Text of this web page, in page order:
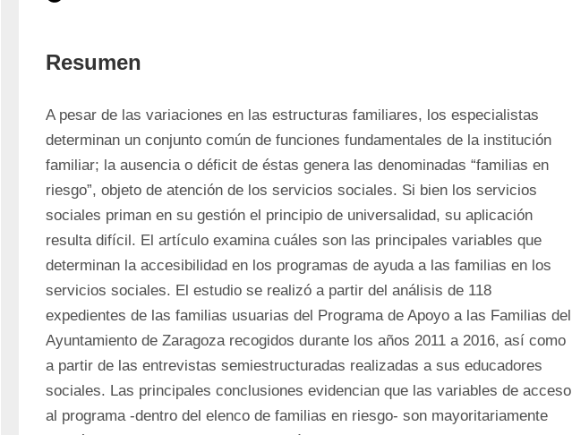
Resumen
A pesar de las variaciones en las estructuras familiares, los especialistas
determinan un conjunto común de funciones fundamentales de la institución
familiar; la ausencia o déficit de éstas genera las denominadas “familias en
riesgo”, objeto de atención de los servicios sociales. Si bien los servicios
sociales priman en su gestión el principio de universalidad, su aplicación
resulta difícil. El artículo examina cuáles son las principales variables que
determinan la accesibilidad en los programas de ayuda a las familias en los
servicios sociales. El estudio se realizó a partir del análisis de 118
expedientes de las familias usuarias del Programa de Apoyo a las Familias del
Ayuntamiento de Zaragoza recogidos durante los años 2011 a 2016, así como
a partir de las entrevistas semiestructuradas realizadas a sus educadores
sociales. Las principales conclusiones evidencian que las variables de acceso
al programa -dentro del elenco de familias en riesgo- son mayoritariamente